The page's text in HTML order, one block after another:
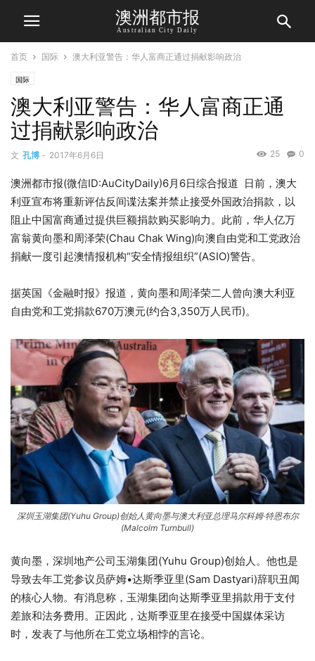
澳洲都市报
Australian City Daily
首页 国际 澳大利亚警告：华人富商正通过捐献影响政治
国际
澳大利亚警告：华人富商正通
过捐献影响政治
文 孔博 - 2017年6月6日 0
25
澳洲都市报(微信ID:AuCityDaily)6月6日综合报道 日前，澳大
利亚宣布将重新评估反间谍法案并禁止接受外国政治捐款，以
阻止中国富商通过提供巨额捐款购买影响力。此前，华人亿万
富翁黄向墨和周泽荣(Chau Chak Wing)向澳自由党和工党政治
捐献一度引起澳情报机构“安全情报组织”(ASIO)警告。
据英国《金融时报》报道，黄向墨和周泽荣二人曾向澳大利亚
自由党和工党捐款670万澳元(约合3,350万人民币)。
深圳玉湖集团(Yuhu Group)创始人黄向墨与澳大利亚总理马尔科姆·特恩布尔
(Malcolm Turnbull)
黄向墨，深圳地产公司玉湖集团(Yuhu Group)创始人。他也是
导致去年工党参议员萨姆•达斯季亚里(Sam Dastyari)辞职丑闻
的核心人物。有消息称，玉湖集团向达斯季亚里捐款用于支付
差旅和法务费用。正因此，达斯季亚里在接受中国媒体采访
时，发表了与他所在工党立场相悖的言论。